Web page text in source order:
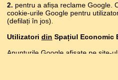
ABAZINĂ мырхвитра,
ABHAZĂ
ADÎGĂ
AGULĂ ?
ARMEANĂ արգելք
2. pentru a afișa reclame Google.
cookie-urile Google pentru
(defilați în jos).
Utilizatori din Spațiul Economic
Anunțurile Google afișate pe site-
sunt personalizate. Deși
cookie pentru personalizarea
pentru a permite limitarea